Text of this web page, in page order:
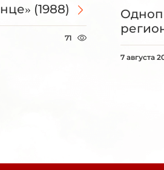
(1988)
71
7 августа